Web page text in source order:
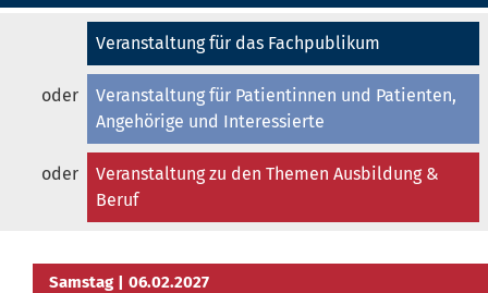
Veranstaltung für das Fachpublikum
oder
Veranstaltung für Patientinnen und Patienten,
Angehörige und Interessierte
oder
Veranstaltung zu den Themen Ausbildung &
Beruf
Samstag| 06.02.2027